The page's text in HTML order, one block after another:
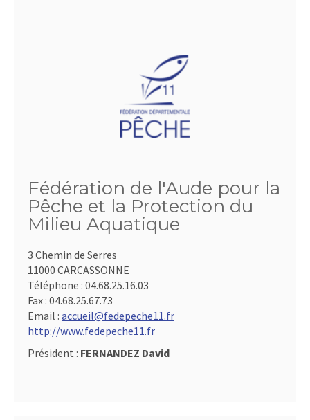
Fédération de l'Aude pour la
Pêche et la Protection du
Milieu Aquatique
3 Chemin de Serres
11000 CARCASSONNE
Téléphone : 04.68.25.16.03
Fax : 04.68.25.67.73
Email : accueil@fedepeche11.fr
http://www.fedepeche11.fr
Président : FERNANDEZ David